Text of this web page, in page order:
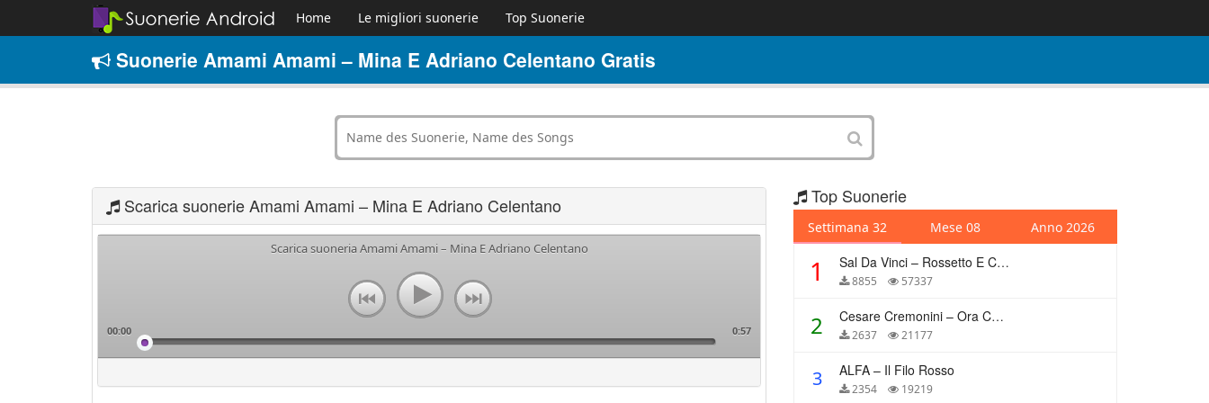
Home Le migliori suonerie Top Suonerie
Suonerie Amami Amami – Mina E Adriano Celentano Gratis
Scarica suonerie Amami Amami – Mina E Adriano Celentano
Scarica suoneria Amami Amami – Mina E Adriano Celentano
00:00 0:57
Top Suonerie
Settimana 32 Mese 08 Anno 2026
1 Sal Da Vinci – Rossetto E Caffè
8855 57337
2 Cesare Cremonini – Ora Che Non Ho Più Te
2637 21177
3 ALFA – Il Filo Rosso
2354 19219